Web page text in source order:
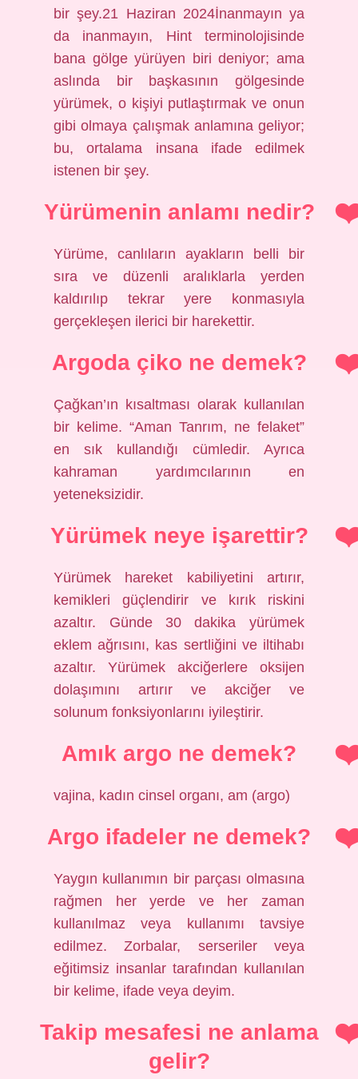
bir şey.21 Haziran 2024İnanmayın ya
da inanmayın, Hint terminolojisinde
bana gölge yürüyen biri deniyor; ama
aslında bir başkasının gölgesinde
yürümek, o kişiyi putlaştırmak ve onun
gibi olmaya çalışmak anlamına geliyor;
bu, ortalama insana ifade edilmek
istenen bir şey.
Yürümenin anlamı nedir?
Yürüme, canlıların ayakların belli bir
sıra ve düzenli aralıklarla yerden
kaldırılıp tekrar yere konmasıyla
gerçekleşen ilerici bir harekettir.
Argoda çiko ne demek?
Çağkan’ın kısaltması olarak kullanılan
bir kelime. “Aman Tanrım, ne felaket”
en sık kullandığı cümledir. Ayrıca
kahraman yardımcılarının en
yeteneksizidir.
Yürümek neye işarettir?
Yürümek hareket kabiliyetini artırır,
kemikleri güçlendirir ve kırık riskini
azaltır. Günde 30 dakika yürümek
eklem ağrısını, kas sertliğini ve iltihabı
azaltır. Yürümek akciğerlere oksijen
dolaşımını artırır ve akciğer ve
solunum fonksiyonlarını iyileştirir.
Amık argo ne demek?
vajina, kadın cinsel organı, am (argo)
Argo ifadeler ne demek?
Yaygın kullanımın bir parçası olmasına
rağmen her yerde ve her zaman
kullanılmaz veya kullanımı tavsiye
edilmez. Zorbalar, serseriler veya
eğitimsiz insanlar tarafından kullanılan
bir kelime, ifade veya deyim.
Takip mesafesi ne anlama
gelir?